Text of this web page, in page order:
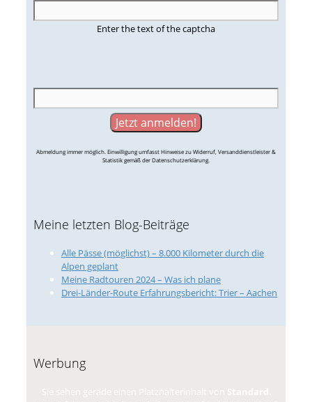
Enter the text of the captcha
Abmeldung immer möglich. Einwilligung umfasst Hinweise zu Widerruf, Versanddienstleister &
Statistik gemäß der Datenschutzerklärung.
Meine letzten Blog-Beiträge
Alle Pässe (möglichst) – 8.000 Kilometer durch die
Alpen geplant
Meine Radtouren 2024 – Was ich plane
Drei-Länder-Route Erfahrungsbericht: Trier – Aachen
Werbung